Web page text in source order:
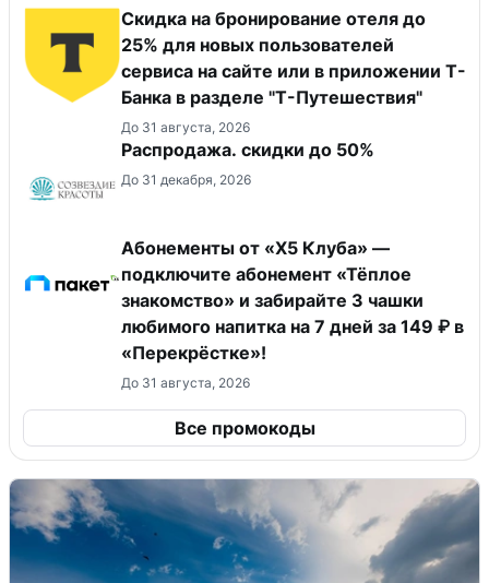
Скидка на бронирование отеля до
25% для новых пользователей
сервиса на сайте или в приложении Т-
Банка в разделе "Т-Путешествия"
До 31 августа, 2026
Распродажа. скидки до 50%
До 31 декабря, 2026
Абонементы от «Х5 Клуба» —
подключите абонемент «Тёплое
знакомство» и забирайте 3 чашки
любимого напитка на 7 дней за 149 ₽ в
«Перекрёстке»!
До 31 августа, 2026
Все промокоды